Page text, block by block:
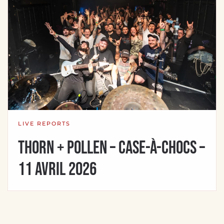
LIVE REPORTS
Thorn + Pollen – Case-à-Chocs –
11 avril 2026